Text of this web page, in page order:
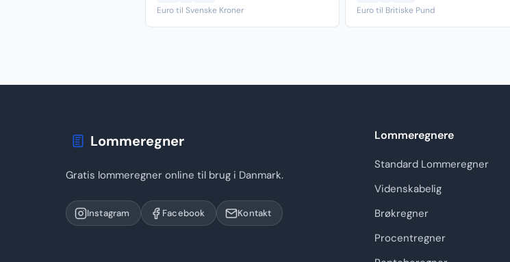
Euro til Svenske Kroner Euro til Britiske Pund
Lommeregner
Gratis lommeregner online til brug i Danmark.
Instagram Facebook Kontakt
Lommeregnere
Standard Lommeregner
Videnskabelig
Brøkregner
Procentregner